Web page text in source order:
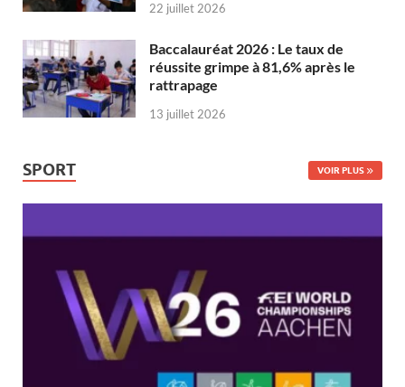
22 juillet 2026
Baccalauréat 2026 : Le taux de
réussite grimpe à 81,6% après le
rattrapage
13 juillet 2026
SPORT VOIR PLUS